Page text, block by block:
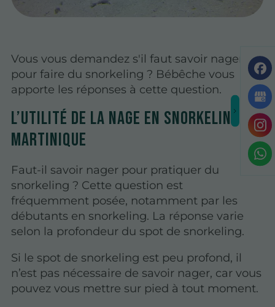
Vous vous demandez s'il faut savoir nager
pour faire du snorkeling ? Bébêche vous
apporte les réponses à cette question.
L’utilité de la nage en snorkeling en
Martinique
Faut-il savoir nager pour pratiquer du
snorkeling ? Cette question est
fréquemment posée, notamment par les
débutants en snorkeling. La réponse varie
selon la profondeur du spot de snorkeling.
Si le spot de snorkeling est peu profond, il
n’est pas nécessaire de savoir nager, car vous
pouvez vous mettre sur pied à tout moment.